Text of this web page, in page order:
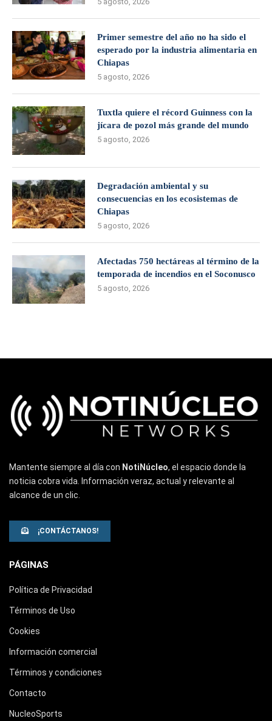
Primer semestre del año no ha sido el
esperado por la industria alimentaria en
Chiapas
5 agosto, 2026
Tuxtla quiere el récord Guinness con la
jícara de pozol más grande del mundo
5 agosto, 2026
Degradación ambiental y su
consecuencias en los ecosistemas de
Chiapas
5 agosto, 2026
Afectadas 750 hectáreas al término de la
temporada de incendios en el Soconusco
5 agosto, 2026
Mantente siempre al día con NotiNúcleo, el espacio donde la
noticia cobra vida. Información veraz, actual y relevante al
alcance de un clic.
¡CONTÁCTANOS!
PÁGINAS
Política de Privacidad
Términos de Uso
Cookies
Información comercial
Términos y condiciones
Contacto
NucleoSports